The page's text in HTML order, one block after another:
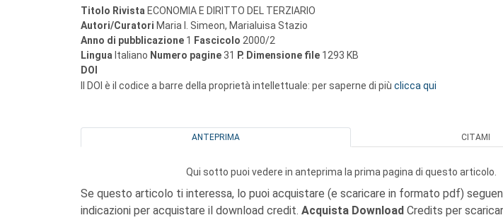
Titolo Rivista ECONOMIA E DIRITTO DEL TERZIARIO
Autori/Curatori Maria I. Simeon, Marialuisa Stazio
Anno di pubblicazione 1 Fascicolo 2000/2
Lingua Italiano Numero pagine 31 P. Dimensione file 1293 KB
DOI
Il DOI è il codice a barre della proprietà intellettuale: per saperne di più clicca qui
ANTEPRIMA CITAMI
Qui sotto puoi vedere in anteprima la prima pagina di questo articolo.
Se questo articolo ti interessa, lo puoi acquistare (e scaricare in formato pdf)
indicazioni per acquistare il download credit. Acquista Download Credits per